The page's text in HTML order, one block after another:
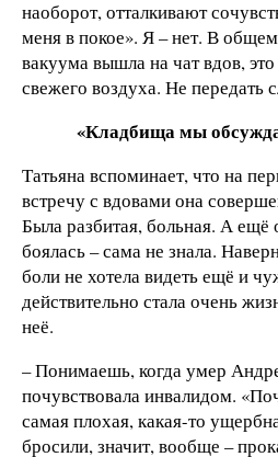
наоборот, отталкивают
меня в покое». Я – нет. В
вакуума вышла на чат вдов,
свежего воздуха. Не передать
«Кладбища мы
Татьяна вспоминает, что на
встречу с вдовами она
Была разбитая, больная. А ещё
боялась – сама не знала.
боли не хотела видеть ещё и
действительно стала очень
неё.
– Понимаешь, когда умер
почувствовала инвалидом.
самая плохая, какая-то
бросили, значит, вообще –